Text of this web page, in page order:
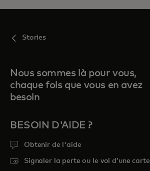
Stories
Nous sommes là pour vous,
chaque fois que vous en avez
besoin
BESOIN D'AIDE ?
Obtenir de l'aide
Signaler la perte ou le vol d’une carte